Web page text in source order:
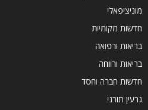
מוניציפאלי
חדשות מקומיות
בריאות ורפואה
בריאות ורווחה
חדשות חברה וחסד
גרעין תורני